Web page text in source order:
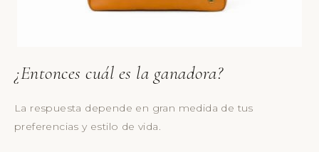
¿Entonces cuál es la ganadora?
La respuesta depende en gran medida de tus
preferencias y estilo de vida.